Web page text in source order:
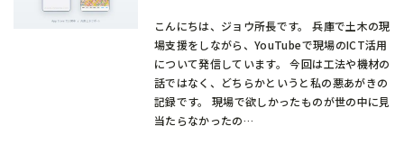
こんにちは、ジョウ所長です。 兵庫で土木の現
場支援をしながら、YouTubeで現場のICT活用
について発信しています。 今回は工法や機材の
話ではなく、どちらかというと私の悪あがきの
記録です。 現場で欲しかったものが世の中に見
当たらなかったの…